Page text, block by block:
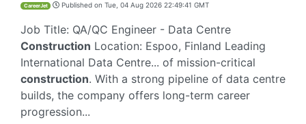
CareerJet Published on Tue, 04 Aug 2026 22:49:41 GMT
Job Title: QA/QC Engineer - Data Centre
Construction Location: Espoo, Finland Leading
International Data Centre... of mission-critical
construction. With a strong pipeline of data centre
builds, the company offers long-term career
progression...